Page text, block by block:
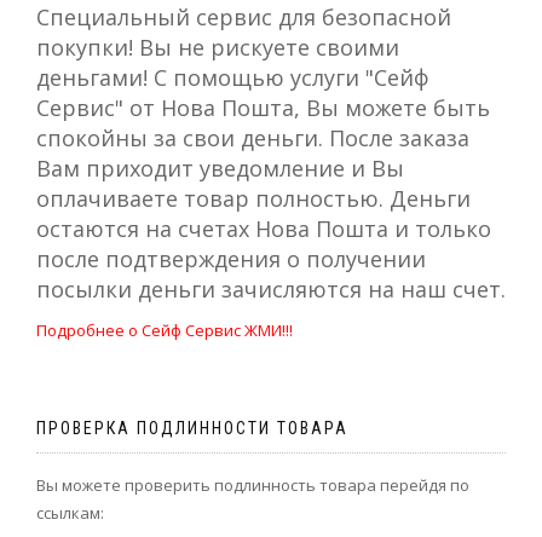
Специальный сервис для безопасной
покупки! Вы не рискуете своими
деньгами! С помощью услуги "Сейф
Сервис" от Нова Пошта, Вы можете быть
спокойны за свои деньги. После заказа
Вам приходит уведомление и Вы
оплачиваете товар полностью. Деньги
остаются на счетах Нова Пошта и только
после подтверждения о получении
посылки деньги зачисляются на наш счет.
Подробнее о Сейф Сервис ЖМИ!!!
ПРОВЕРКА ПОДЛИННОСТИ ТОВАРА
Вы можете проверить подлинность товара перейдя по
ссылкам: